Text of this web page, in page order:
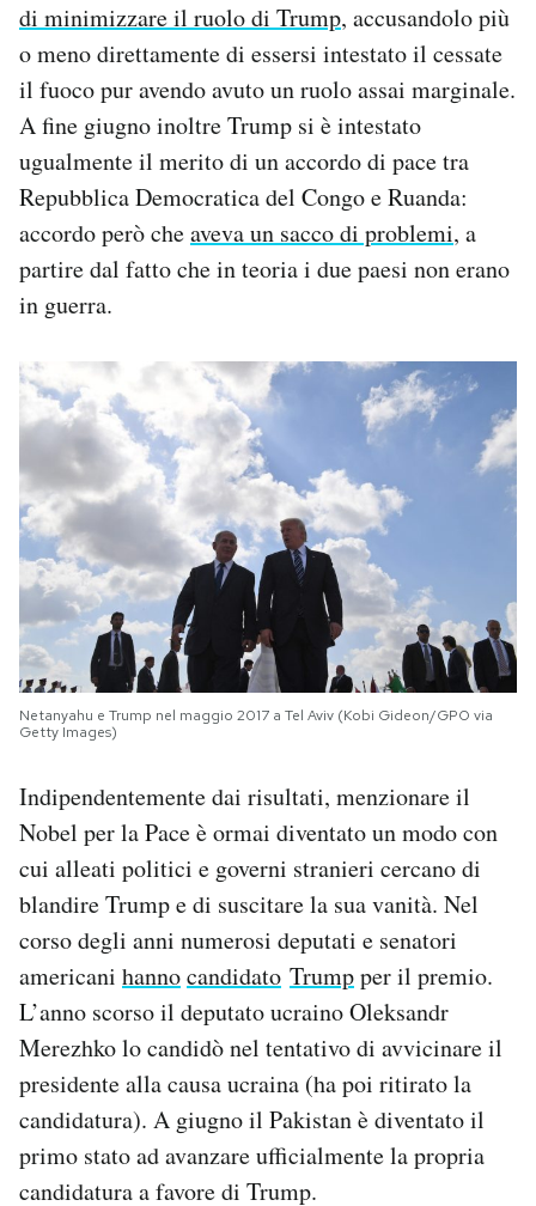
di minimizzare il ruolo di Trump, accusandolo più
o meno direttamente di essersi intestato il cessate
il fuoco pur avendo avuto un ruolo assai marginale.
A fine giugno inoltre Trump si è intestato
ugualmente il merito di un accordo di pace tra
Repubblica Democratica del Congo e Ruanda:
accordo però cheaveva un sacco di problemi, a
partire dal fatto che in teoria i due paesi non erano
in guerra.
Netanyahu e Trump nel maggio 2017 a Tel Aviv (Kobi Gideon/GPO via
Getty Images)
Indipendentemente dai risultati, menzionare il
Nobel per la Pace è ormai diventato un modo con
cui alleati politici e governi stranieri cercano di
blandire Trump e di suscitare la sua vanità. Nel
corso degli anni numerosi deputati e senatori
americani hannocandidato Trumpper il premio.
L’anno scorso il deputato ucraino Oleksandr
Merezhko lo candidò nel tentativo di avvicinare il
presidente alla causa ucraina (ha poi ritirato la
candidatura). A giugno il Pakistan è diventato il
primo stato ad avanzare ufficialmente la propria
candidatura a favore di Trump.